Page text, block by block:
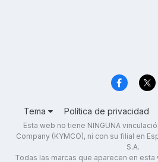
Tema Política de privacidad
Esta web no tiene NINGUNA
Company (KYMCO), ni con su filial en
S.A.
Todas las marcas que aparecen en